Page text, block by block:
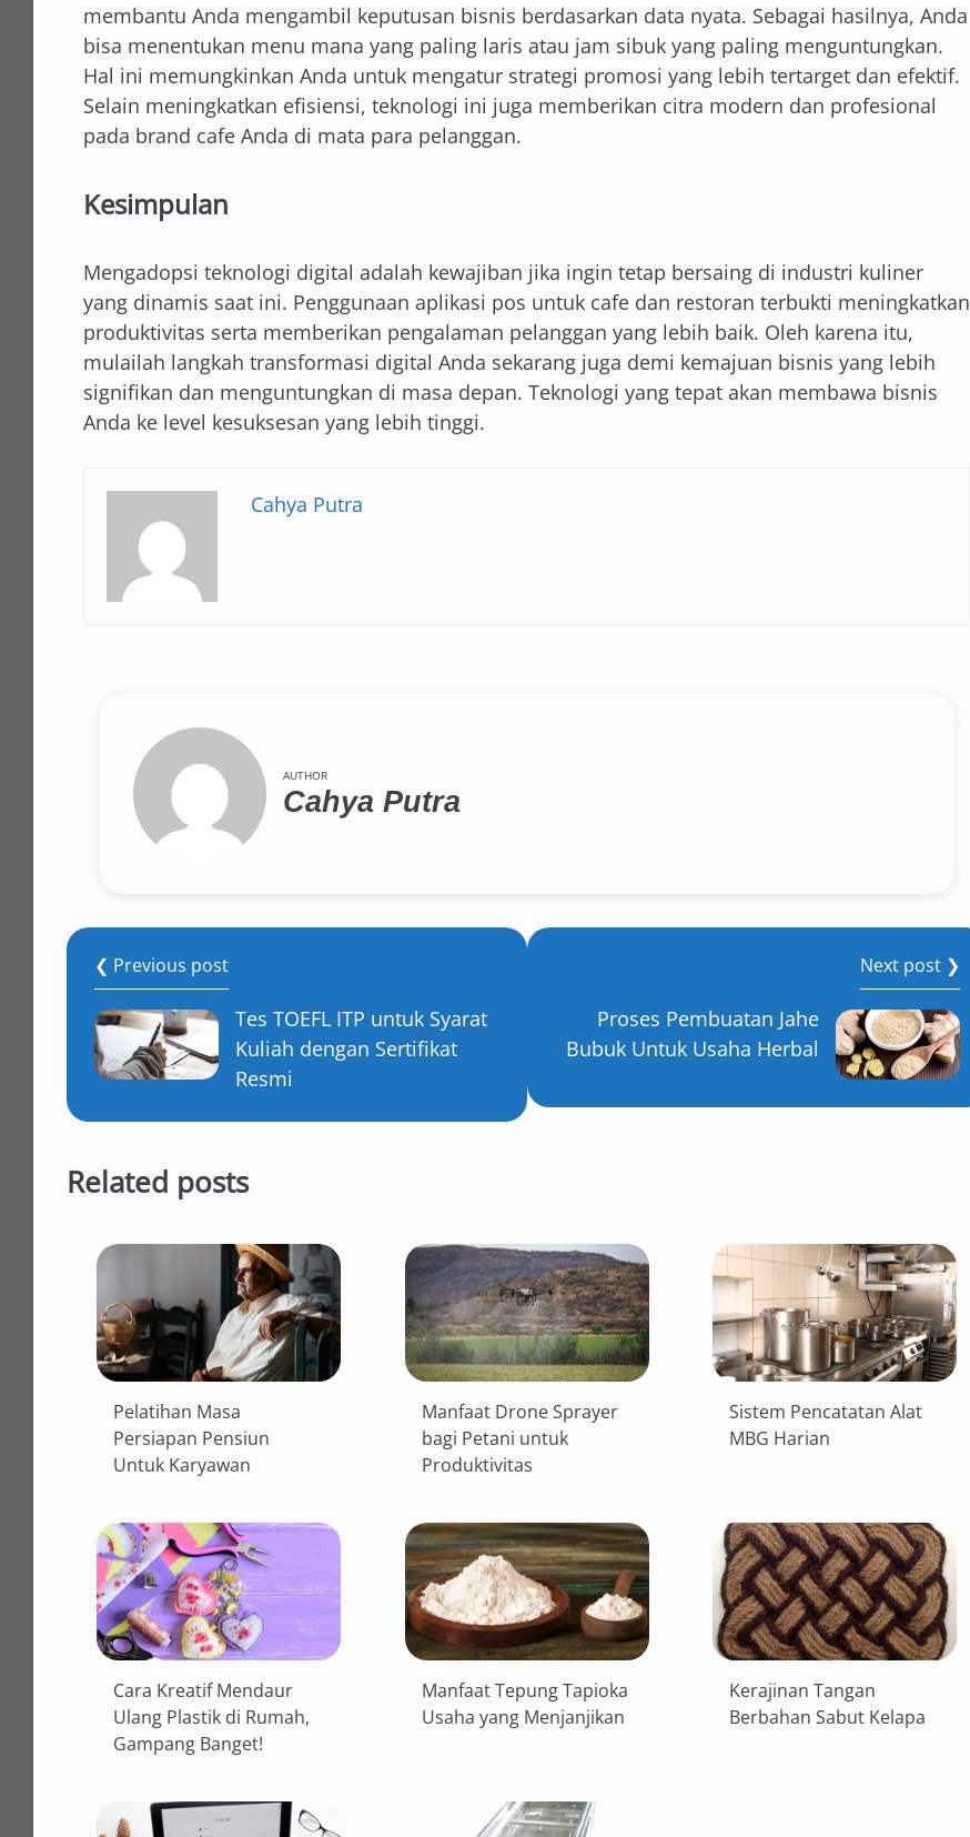
membantu Anda mengambil keputusan bisnis berdasarkan data nyata. Sebagai hasilnya, Anda
bisa menentukan menu mana yang paling laris atau jam sibuk yang paling menguntungkan.
Hal ini memungkinkan Anda untuk mengatur strategi promosi yang lebih tertarget dan efektif.
Selain meningkatkan efisiensi, teknologi ini juga memberikan citra modern dan profesional
pada brand cafe Anda di mata para pelanggan.
Kesimpulan
Mengadopsi teknologi digital adalah kewajiban jika ingin tetap bersaing di industri kuliner
yang dinamis saat ini. Penggunaan aplikasi pos untuk cafe dan restoran terbukti meningkatkan
produktivitas serta memberikan pengalaman pelanggan yang lebih baik. Oleh karena itu,
mulailah langkah transformasi digital Anda sekarang juga demi kemajuan bisnis yang lebih
signifikan dan menguntungkan di masa depan. Teknologi yang tepat akan membawa bisnis
Anda ke level kesuksesan yang lebih tinggi.
Cahya Putra
AUTHOR
Cahya Putra
❮ Previous post
Tes TOEFL ITP untuk Syarat
Kuliah dengan Sertifikat
Resmi
Next post ❯
Proses Pembuatan Jahe
Bubuk Untuk Usaha Herbal
Related posts
Pelatihan Masa
Persiapan Pensiun
Untuk Karyawan
Manfaat Drone Sprayer
bagi Petani untuk
Produktivitas
Sistem Pencatatan Alat
MBG Harian
Cara Kreatif Mendaur
Ulang Plastik di Rumah,
Gampang Banget!
Manfaat Tepung Tapioka
Usaha yang Menjanjikan
Kerajinan Tangan
Berbahan Sabut Kelapa